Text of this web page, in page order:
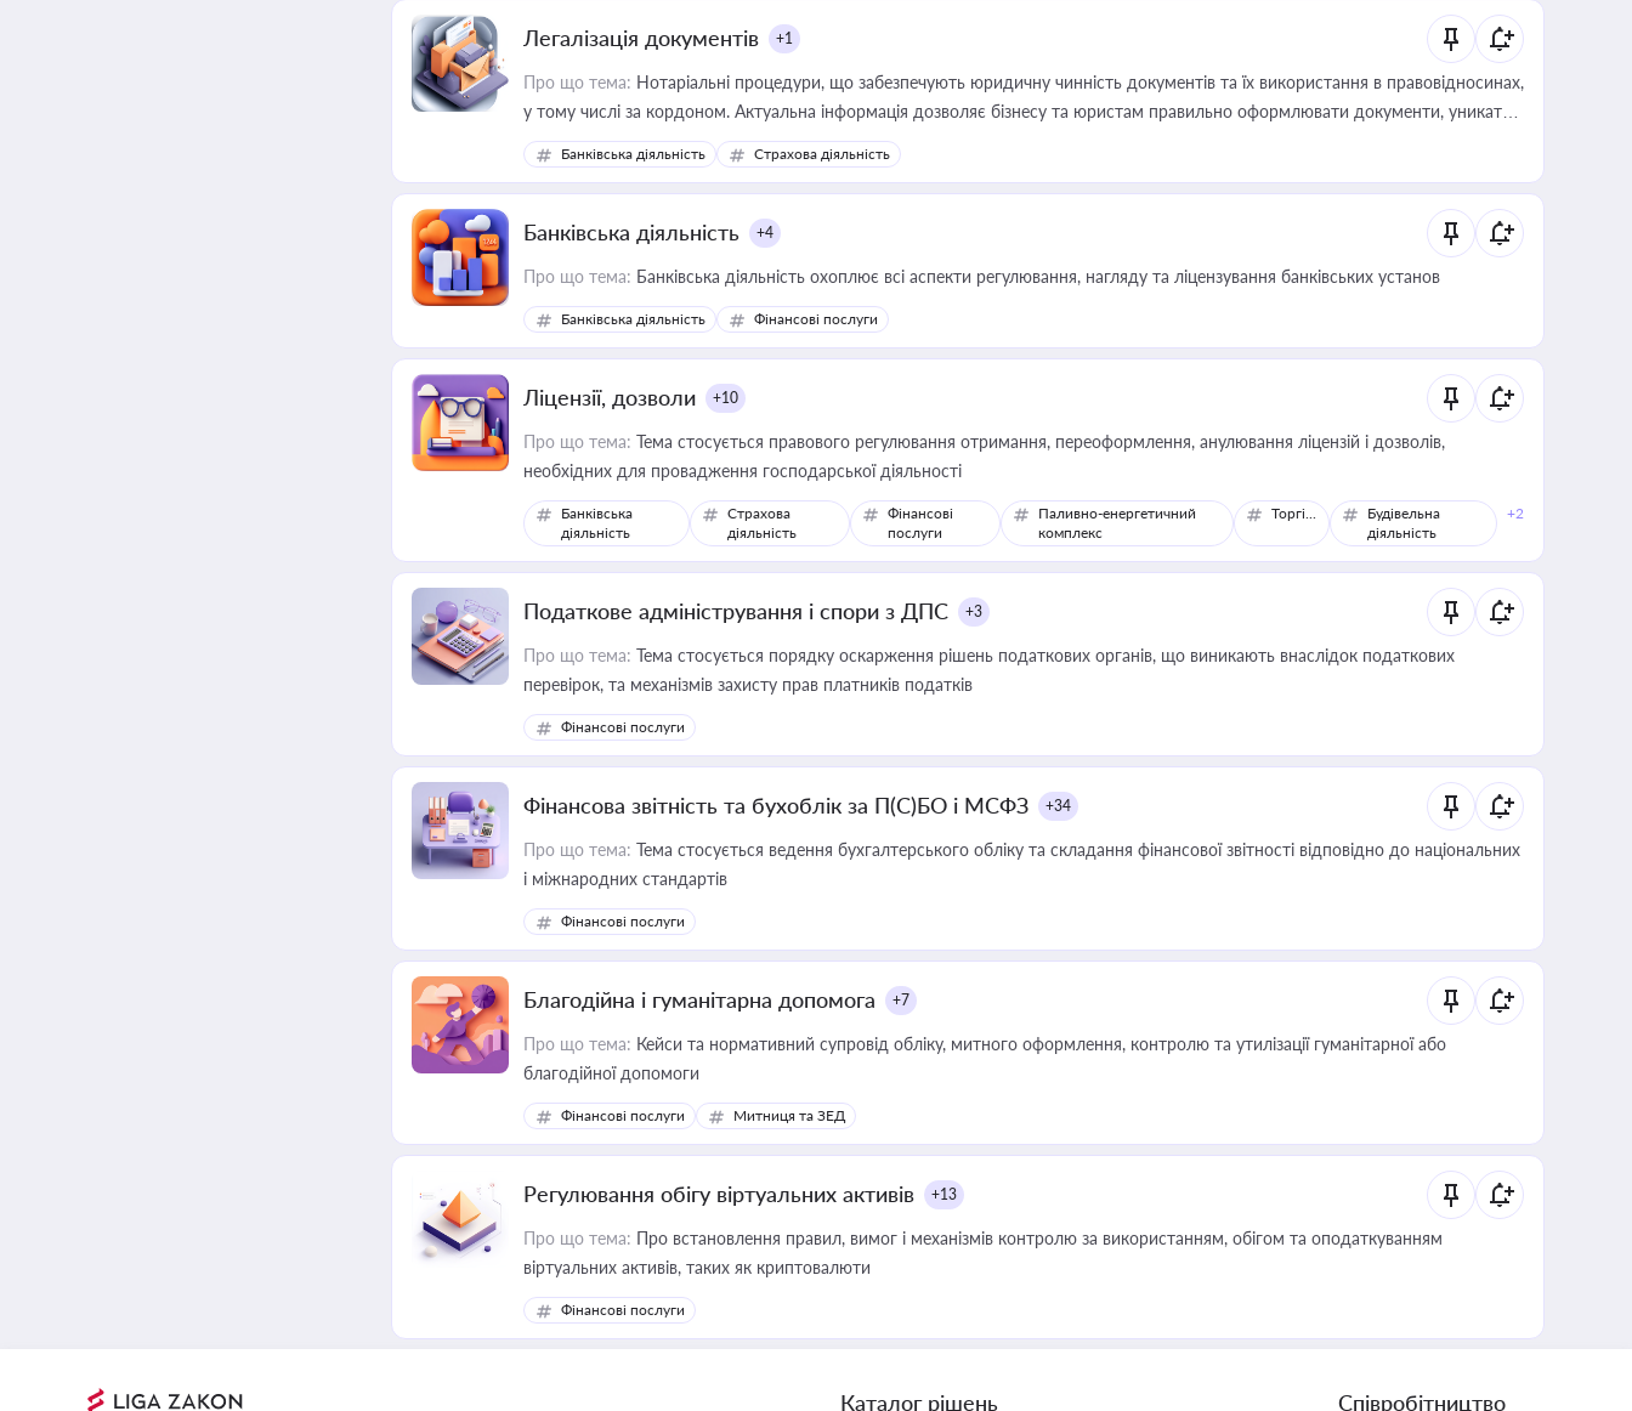
Легалізація документів +1
Про що тема: Нотаріальні процедури, що забезпечують юридичну чинність документів та їх використання в правовідносинах,
у тому числі за кордоном. Актуальна інформація дозволяє бізнесу та юристам правильно оформлювати документи, уникати
ризиків недійсності та забезпечувати їх належне прийняття органами влади та контрагентами
Банківська діяльність Страхова діяльність
Банківська діяльність +4
Про що тема: Банківська діяльність охоплює всі аспекти регулювання, нагляду та ліцензування банківських установ
Банківська діяльність Фінансові послуги
Ліцензії, дозволи +10
Про що тема: Тема стосується правового регулювання отримання, переоформлення, анулювання ліцензій і дозволів,
необхідних для провадження господарської діяльності
Банківська
діяльність
Страхова
діяльність
Фінансові
послуги
Паливно-енергетичний
комплекс
Торгівля
Будівельна
діяльність
+2
Податкове адміністрування і спори з ДПС +3
Про що тема: Тема стосується порядку оскарження рішень податкових органів, що виникають внаслідок податкових
перевірок, та механізмів захисту прав платників податків
Фінансові послуги
Фінансова звітність та бухоблік за П(С)БО і МСФЗ +34
Про що тема: Тема стосується ведення бухгалтерського обліку та складання фінансової звітності відповідно до національних
і міжнародних стандартів
Фінансові послуги
Благодійна і гуманітарна допомога +7
Про що тема: Кейси та нормативний супровід обліку, митного оформлення, контролю та утилізації гуманітарної або
благодійної допомоги
Фінансові послуги Митниця та ЗЕД
Регулювання обігу віртуальних активів +13
Про що тема: Про встановлення правил, вимог і механізмів контролю за використанням, обігом та оподаткуванням
віртуальних активів, таких як криптовалюти
Фінансові послуги
Каталог рішень Співробітництво